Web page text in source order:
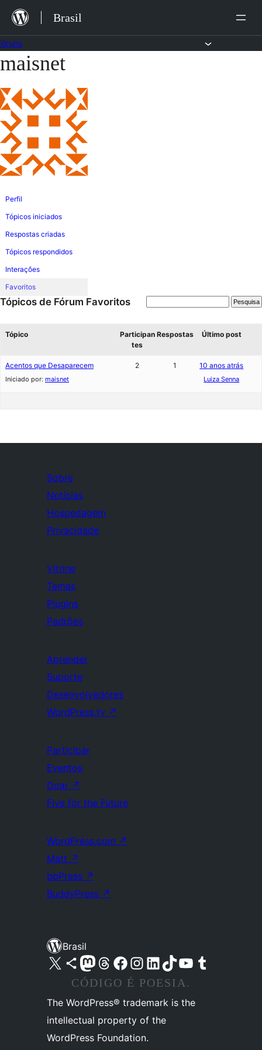
para
o
conteúdo
Brasil
Pular
o
conteúdo
maisnet
Perfil
Tópicos iniciados
Respostas criadas
Tópicos respondidos
Interações
Favoritos
Tópicos de Fórum Favoritos
Tópico
Participan
tes
Respostas Último post
Acentos que Desaparecem
Iniciado por: maisnet
2 1 10 anos atrás
Luiza Senna
Sobre
Notícias
Hospedagem
Privacidade
Vitrine
Temas
Plugins
Padrões
Aprender
Suporte
Desenvolvedores
WordPress.tv ↗
Participar
Eventos
Doar ↗
Five for the Future
WordPress.com ↗
Matt ↗
bbPress ↗
BuddyPress ↗
Brasil
Acessar nossa conta do X (antigo Twitter)
Acessar nossa conta do Bluesky
Acessar nossa conta do Mastodon
Acessar nossa conta do Threads
Acessar nossa página do Facebook
Acessar nossa conta do Instagram
Acessar nossa conta do LinkedIn
Acessar nossa conta do TikTok
Acessar nosso canal do YouTube
Acessar nossa conta no Tumblr
CÓDIGO É POESIA.
The WordPress® trademark is the
intellectual property of the
WordPress Foundation.